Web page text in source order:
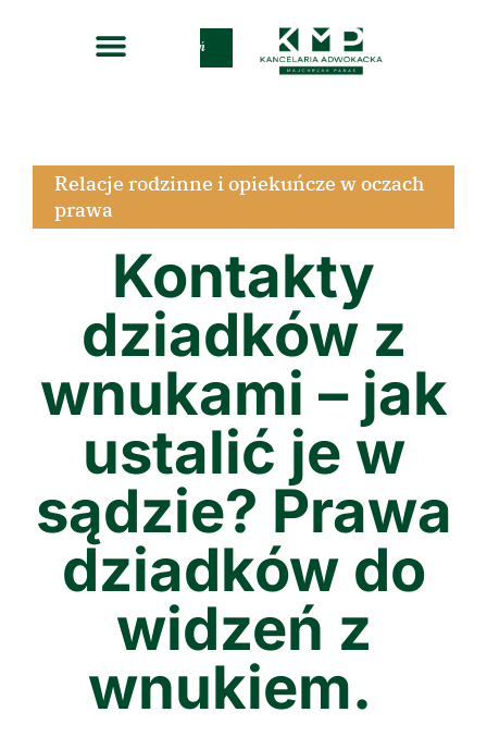
Zadzwoń
Relacje rodzinne i opiekuńcze w oczach
prawa
Kontakty
dziadków z
wnukami – jak
ustalić je w
sądzie? Prawa
dziadków do
widzeń z
wnukiem.